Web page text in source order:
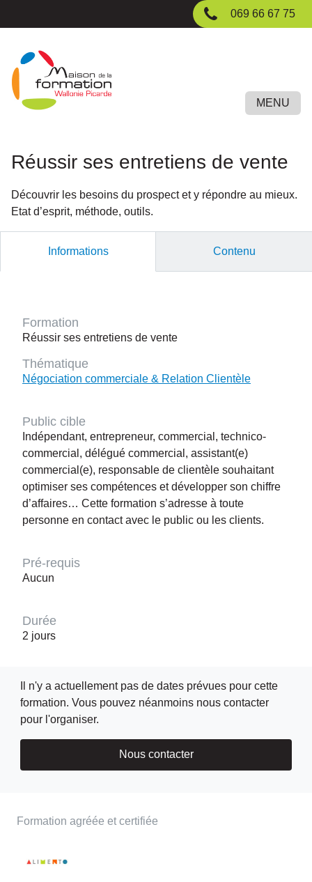
principal
069 66 67 75
MENU
Réussir ses entretiens de vente
Découvrir les besoins du prospect et y répondre au mieux.
Etat d’esprit, méthode, outils.
Informations Contenu
Formation
Réussir ses entretiens de vente
Thématique
Négociation commerciale & Relation Clientèle
Public cible
Indépendant, entrepreneur, commercial, technico-
commercial, délégué commercial, assistant(e)
commercial(e), responsable de clientèle souhaitant
optimiser ses compétences et développer son chiffre
d’affaires… Cette formation s’adresse à toute
personne en contact avec le public ou les clients.
Pré-requis
Aucun
Durée
2 jours
Il n'y a actuellement pas de dates prévues pour cette
formation. Vous pouvez néanmoins nous contacter
pour l'organiser.
Nous contacter
Formation agréée et certifiée